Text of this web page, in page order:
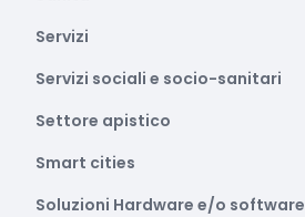
Servizi
Servizi sociali e socio-sanitari
Settore apistico
Smart cities
Soluzioni Hardware e/o software